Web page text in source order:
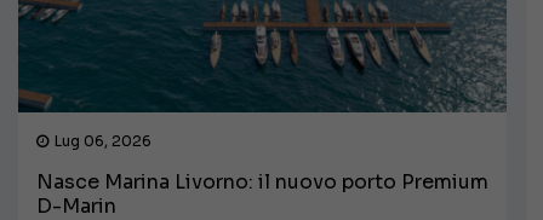
Lug 06, 2026
Nasce Marina Livorno: il nuovo porto Premium
D-Marin